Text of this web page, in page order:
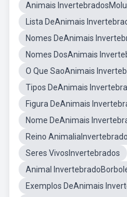
Animais
Lista DeAnimais
Nomes DeAnimais
Nomes DosAnimais
O Que SaoAnimais
Tipos DeAnimais
Figura DeAnimais
Nome DeAnimais
Reino
Seres VivosInvertebrados
Animal
Exemplos DeAnimais